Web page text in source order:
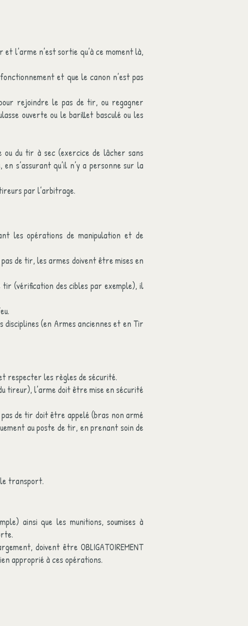
l’arme n’est sortie qu’à ce moment là,
et que le canon n’est pas
rejoindre le pas de tir, ou regagner
ouverte ou le barillet basculé ou les
du tir à sec (exercice de lâcher sans
s’assurant qu’il n’y a personne sur la
par l’arbitrage.
les opérations de manipulation et de
de tir, les armes doivent être mises en
(vérification des cibles par exemple), il
(en Armes anciennes et en Tir
respecter les règles de sécurité.
tireur), l’arme doit être mise en sécurité
de tir doit être appelé (bras non armé
au poste de tir, en prenant soin de
le transport.
ainsi que les munitions, soumises à
doivent être OBLIGATOIREMENT
approprié à ces opérations.